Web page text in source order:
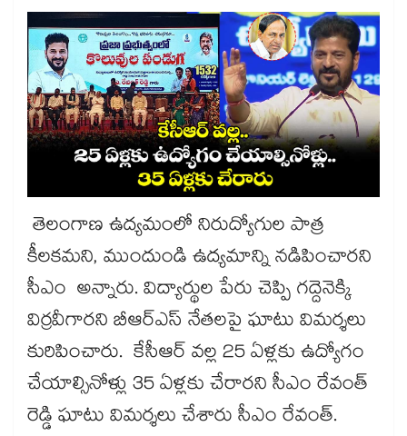
తెలంగాణ ఉద్యమంలో నిరుద్యోగుల పాత్ర
కీలకమని, ముందుండి ఉద్యమాన్ని నడిపించారని
సీఎం అన్నారు. విద్యార్థుల పేరు చెప్పి గద్దెనెక్కి
విర్రవీగారని బీఆర్ఎస్ నేతలపై ఘాటు విమర్శలు
కురిపించారు. కేసీఆర్ వల్ల 25 ఏళ్లకు ఉద్యోగం
చేయాల్సినోళ్లు 35 ఏళ్లకు చేరారని సీఎం రేవంత్
రెడ్డి ఘాటు విమర్శలు చేశారు సీఎం రేవంత్.